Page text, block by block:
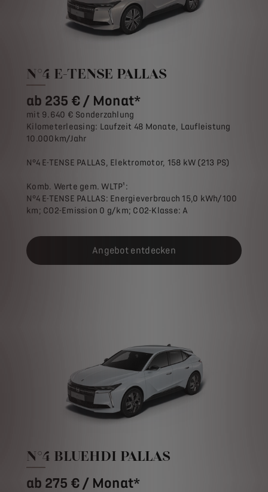
N°4 E-TENSE PALLAS
ab 235 € / Monat*
mit 9.640 € Sonderzahlung
Kilometerleasing: Laufzeit 48 Monate, Laufleistung
10.000km/Jahr
N°4 E-TENSE PALLAS, Elektromotor, 158 kW (213 PS)
Komb. Werte gem. WLTP¹:
N°4 E-TENSE PALLAS: Energieverbrauch 15,0 kWh/100
km; CO2-Emission 0 g/km; CO2-Klasse: A
Angebot entdecken
N°4 BLUEHDI PALLAS
ab 275 € / Monat*